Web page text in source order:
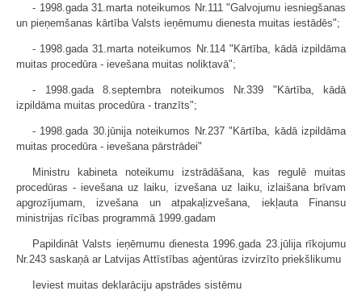
- 1998.gada 31.marta noteikumos Nr.111 "Galvojumu iesniegšanas
un pieņemšanas kārtība Valsts ieņēmumu dienesta muitas iestādēs";
- 1998.gada 31.marta noteikumos Nr.114 "Kārtība, kādā izpildāma
muitas procedūra - ievešana muitas noliktavā";
- 1998.gada 8.septembra noteikumos Nr.339 "Kārtība, kādā
izpildāma muitas procedūra - tranzīts";
- 1998.gada 30.jūnija noteikumos Nr.237 "Kārtība, kādā izpildāma
muitas procedūra - ievešana pārstrādei"
Ministru kabineta noteikumu izstrādāšana, kas regulē muitas
procedūras - ievešana uz laiku, izvešana uz laiku, izlaišana brīvam
apgrozījumam, izvešana un atpakaļizvešana, iekļauta Finansu
ministrijas rīcības programmā 1999.gadam
Papildināt Valsts ieņēmumu dienesta 1996.gada 23.jūlija rīkojumu
Nr.243 saskaņā ar Latvijas Attīstības aģentūras izvirzīto priekšlikumu
Ieviest muitas deklarāciju apstrādes sistēmu